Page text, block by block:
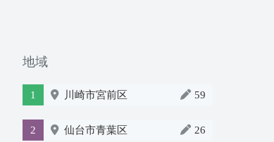
地域
1 川崎市宮前区 59
2 仙台市青葉区 26